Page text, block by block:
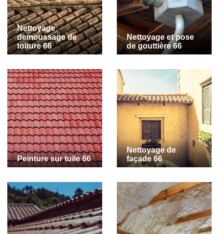
Nettoyage
demoussage de
toiture 66
Nettoyage et pose
de gouttière 66
Peinture sur tuile 66
Nettoyage de
façade 66